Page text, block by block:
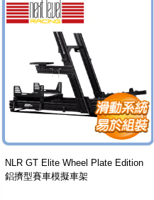
NLR GT Elite Wheel Plate Edition
鋁擠型賽車模擬車架